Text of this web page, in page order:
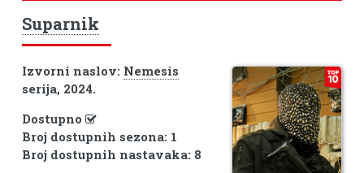
Suparnik
Izvorni naslov: Nemesis
serija, 2024.
Dostupno
Broj dostupnih sezona: 1
Broj dostupnih nastavaka: 8